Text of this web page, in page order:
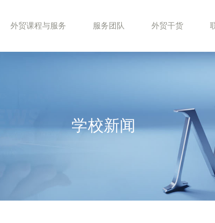
外贸课程与服务 服务团队 外贸干货
学校新闻